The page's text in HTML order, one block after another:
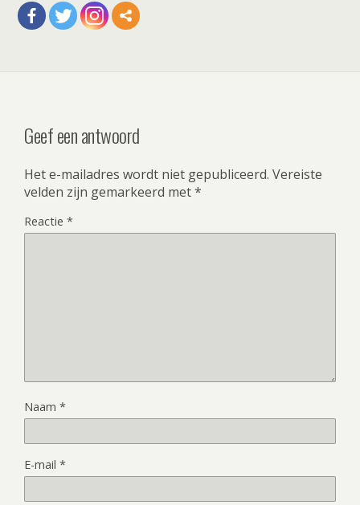
Geef een antwoord
Het e-mailadres wordt niet gepubliceerd. Vereiste
velden zijn gemarkeerd met*
Reactie *
Naam *
E-mail *